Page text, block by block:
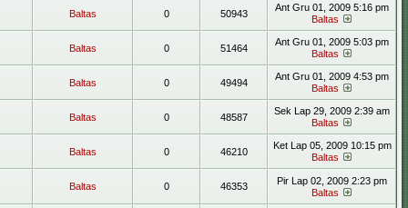
Baltas 0 50943
Ant Gru 01, 2009 5:16 pm
Baltas
Baltas 0 51464
Ant Gru 01, 2009 5:03 pm
Baltas
Baltas 0 49494
Ant Gru 01, 2009 4:53 pm
Baltas
Baltas 0 48587
Sek Lap 29, 2009 2:39 am
Baltas
Baltas 0 46210
Ket Lap 05, 2009 10:15 pm
Baltas
Baltas 0 46353
Pir Lap 02, 2009 2:23 pm
Baltas